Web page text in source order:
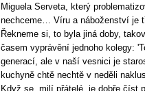
Miguela Serveta, který
nechceme… Víru a náboženství je
Řekneme si, to byla jiná doby,
časem vyprávění jednoho kolegy:
generací, ale v naší vesnici je
kuchyně chtě nechtě v neděli
Když se, milí přátelé, je dobře číst